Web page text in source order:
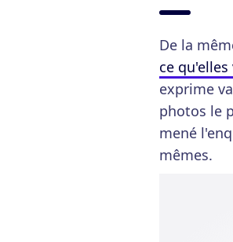
De la
ce
exprime
photos le
mené
mêmes.